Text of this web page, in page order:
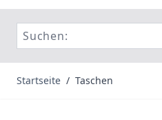
Startseite / Taschen